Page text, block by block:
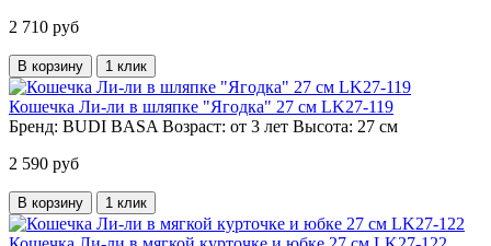
2 710 руб
В корзину 1 клик
Кошечка Ли-ли в шляпке "Ягодка" 27 см LK27-119
Бренд: BUDI BASA Возраст: от 3 лет Высота: 27 см
2 590 руб
В корзину 1 клик